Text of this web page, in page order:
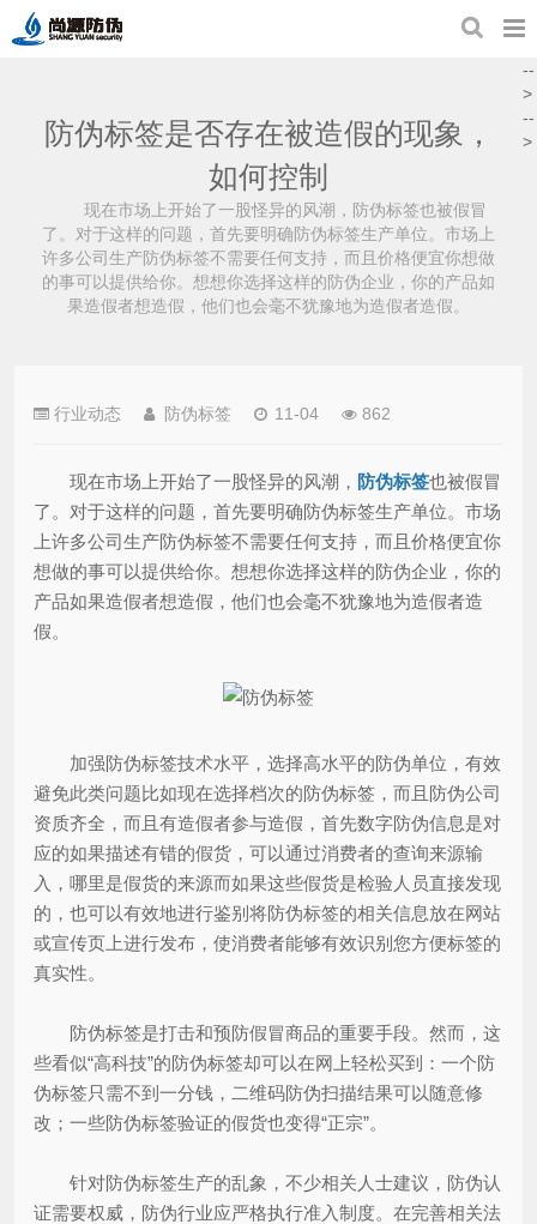
防伪标签是否存在被造假的现象，
如何控制
现在市场上开始了一股怪异的风潮，防伪标签也被假冒
了。对于这样的问题，首先要明确防伪标签生产单位。市场上
许多公司生产防伪标签不需要任何支持，而且价格便宜你想做
的事可以提供给你。想想你选择这样的防伪企业，你的产品如
果造假者想造假，他们也会毫不犹豫地为造假者造假。
行业动态 防伪标签 11-04 862
现在市场上开始了一股怪异的风潮， 防伪标签也被假冒
了。对于这样的问题，首先要明确防伪标签生产单位。市场
上许多公司生产防伪标签不需要任何支持，而且价格便宜你
想做的事可以提供给你。想想你选择这样的防伪企业，你的
产品如果造假者想造假，他们也会毫不犹豫地为造假者造
假。
加强防伪标签技术水平，选择高水平的防伪单位，有效
避免此类问题比如现在选择档次的防伪标签，而且防伪公司
资质齐全，而且有造假者参与造假，首先数字防伪信息是对
应的如果描述有错的假货，可以通过消费者的查询来源输
入，哪里是假货的来源而如果这些假货是检验人员直接发现
的，也可以有效地进行鉴别将防伪标签的相关信息放在网站
或宣传页上进行发布，使消费者能够有效识别您方便标签的
真实性。
防伪标签是打击和预防假冒商品的重要手段。然而，这
些看似“高科技”的防伪标签却可以在网上轻松买到：一个防
伪标签只需不到一分钱，二维码防伪扫描结果可以随意修
改；一些防伪标签验证的假货也变得“正宗”。
针对防伪标签生产的乱象，不少相关人士建议，防伪认
证需要权威，防伪行业应严格执行准入制度。在完善相关法
--
>
--
>